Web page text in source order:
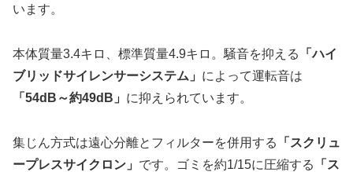
います。
本体質量3.4キロ、標準質量4.9キロ。騒音を抑える
「ハイ
ブリッドサイレンサーシステム」 によって運転音は
「54dB～約49dB」 に抑えられています。
集じん方式は遠心分離とフィルターを併用する
「スクリュ
ープレスサイクロン」 です。ゴミを約1/15に圧縮する
「ス